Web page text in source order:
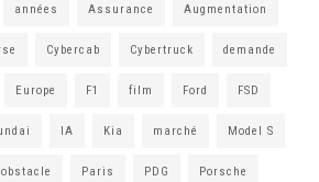
années Assurance Augmentation
Cybercab Cybertruck demande
Europe F1 film Ford FSD
IA Kia marché Model S
obstacle Paris PDG Porsche